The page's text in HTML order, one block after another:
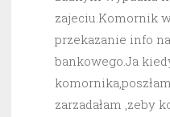
zajeciu.Komornik
przekazanie info
bankowego.Ja
zarzadałam ,zeby